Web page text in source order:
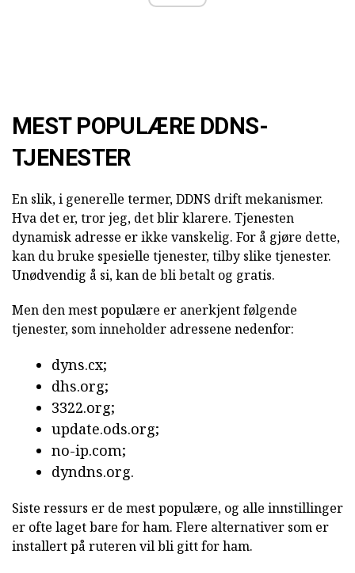
MEST POPULÆRE DDNS-
TJENESTER
En slik, i generelle termer, DDNS drift mekanismer.
Hva det er, tror jeg, det blir klarere. Tjenesten
dynamisk adresse er ikke vanskelig. For å gjøre dette,
kan du bruke spesielle tjenester, tilby slike tjenester.
Unødvendig å si, kan de bli betalt og gratis.
Men den mest populære er anerkjent følgende
tjenester, som inneholder adressene nedenfor:
dyns.cx;
dhs.org;
3322.org;
update.ods.org;
no-ip.com;
dyndns.org.
Siste ressurs er de mest populære, og alle innstillinger
er ofte laget bare for ham. Flere alternativer som er
installert på ruteren vil bli gitt for ham.